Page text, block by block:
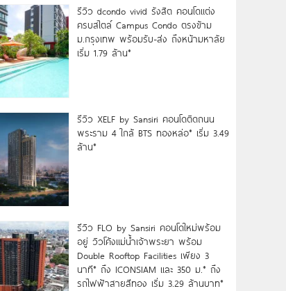
รีวิว dcondo vivid รังสิต คอนโดแต่ง
ครบสไตล์ Campus Condo ตรงข้าม
ม.กรุงเทพ พร้อมรับ-ส่ง ถึงหน้ามหาลัย
เริ่ม 1.79 ล้าน*
รีวิว XELF by Sansiri คอนโดติดถนน
พระราม 4 ใกล้ BTS ทองหล่อ* เริ่ม 3.49
ล้าน*
รีวิว FLO by Sansiri คอนโดใหม่พร้อม
อยู่ วิวโค้งแม่น้ำเจ้าพระยา พร้อม
Double Rooftop Facilities เพียง 3
นาที* ถึง ICONSIAM และ 350 ม.* ถึง
รถไฟฟ้าสายสีทอง เริ่ม 3.29 ล้านบาท*